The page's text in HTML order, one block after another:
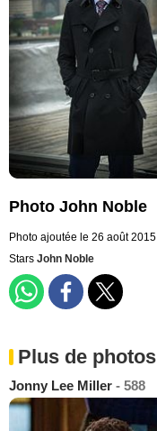
Photo John Noble
Photo ajoutée le 26 août 2015
Stars John Noble
Plus de photos
Jonny Lee Miller - 588